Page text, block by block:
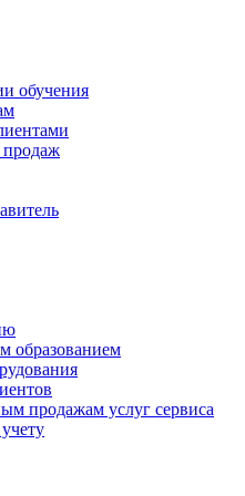
обучения
продаж
образованием
продажам услуг сервиса